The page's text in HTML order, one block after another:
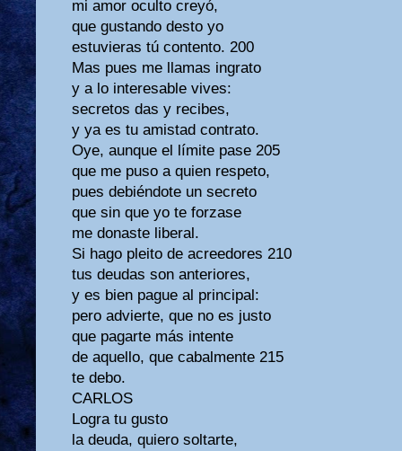
mi amor oculto creyó,
que gustando desto yo
estuvieras tú contento. 200
Mas pues me llamas ingrato
y a lo interesable vives:
secretos das y recibes,
y ya es tu amistad contrato.
Oye, aunque el límite pase 205
que me puso a quien respeto,
pues debiéndote un secreto
que sin que yo te forzase
me donaste liberal.
Si hago pleito de acreedores 210
tus deudas son anteriores,
y es bien pague al principal:
pero advierte, que no es justo
que pagarte más intente
de aquello, que cabalmente 215
te debo.
CARLOS
Logra tu gusto
la deuda, quiero soltarte,